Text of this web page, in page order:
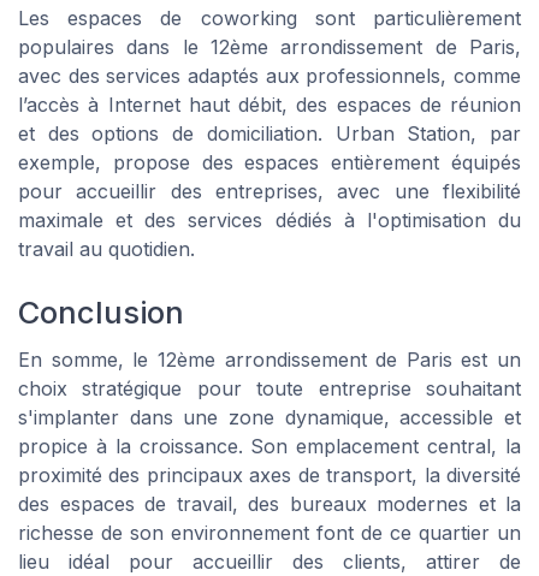
Les espaces de coworking sont particulièrement
populaires dans le 12ème arrondissement de Paris,
avec des services adaptés aux professionnels, comme
l’accès à Internet haut débit, des espaces de réunion
et des options de domiciliation. Urban Station, par
exemple, propose des espaces entièrement équipés
pour accueillir des entreprises, avec une flexibilité
maximale et des services dédiés à l'optimisation du
travail au quotidien.
Conclusion
En somme, le 12ème arrondissement de Paris est un
choix stratégique pour toute entreprise souhaitant
s'implanter dans une zone dynamique, accessible et
propice à la croissance. Son emplacement central, la
proximité des principaux axes de transport, la diversité
des espaces de travail, des bureaux modernes et la
richesse de son environnement font de ce quartier un
lieu idéal pour accueillir des clients, attirer de